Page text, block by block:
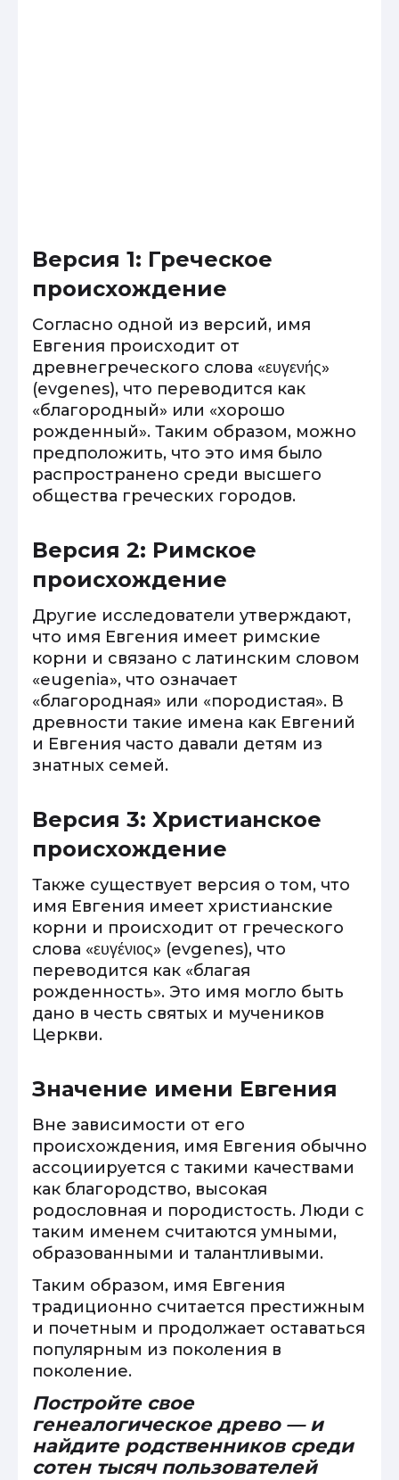
Версия 1: Греческое
происхождение
Согласно одной из версий, имя
Евгения происходит от
древнегреческого слова «ευγενής»
(evgenes), что переводится как
«благородный» или «хорошо
рожденный». Таким образом, можно
предположить, что это имя было
распространено среди высшего
общества греческих городов.
Версия 2: Римское
происхождение
Другие исследователи утверждают,
что имя Евгения имеет римские
корни и связано с латинским словом
«eugenia», что означает
«благородная» или «породистая». В
древности такие имена как Евгений
и Евгения часто давали детям из
знатных семей.
Версия 3: Христианское
происхождение
Также существует версия о том, что
имя Евгения имеет христианские
корни и происходит от греческого
слова «ευγένιος» (evgenes), что
переводится как «благая
рожденность». Это имя могло быть
дано в честь святых и мучеников
Церкви.
Значение имени Евгения
Вне зависимости от его
происхождения, имя Евгения обычно
ассоциируется с такими качествами
как благородство, высокая
родословная и породистость. Люди с
таким именем считаются умными,
образованными и талантливыми.
Таким образом, имя Евгения
традиционно считается престижным
и почетным и продолжает оставаться
популярным из поколения в
поколение.
Постройте свое
генеалогическое древо — и
найдите родственников среди
сотен тысяч пользователей